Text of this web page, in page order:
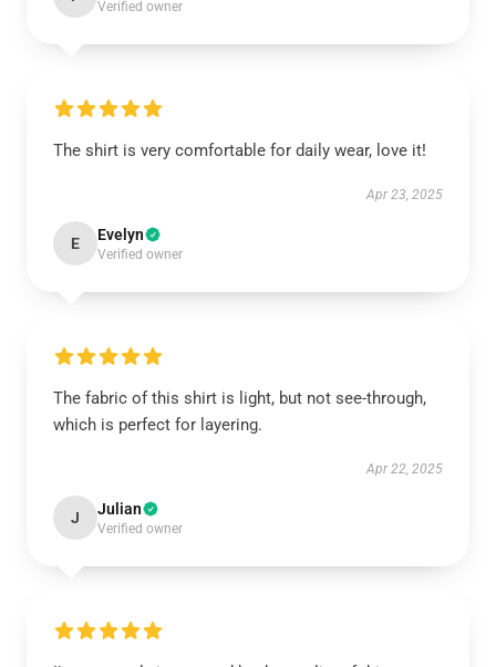
Verified owner
The shirt is very comfortable for daily wear, love it!
Apr 23, 2025
E Evelyn
Verified owner
The fabric of this shirt is light, but not see-through,
which is perfect for layering.
Apr 22, 2025
J Julian
Verified owner